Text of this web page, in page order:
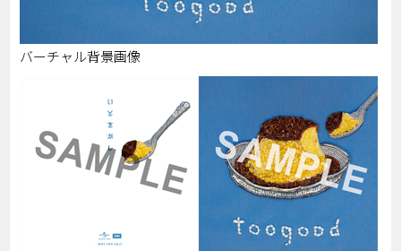
バーチャル背景画像